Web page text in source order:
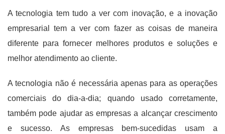
A tecnologia tem tudo a ver com inovação, e a inovação
empresarial tem a ver com fazer as coisas de maneira
diferente para fornecer melhores produtos e soluções e
melhor atendimento ao cliente.
A tecnologia não é necessária apenas para as operações
comerciais do dia-a-dia; quando usado corretamente,
também pode ajudar as empresas a alcançar crescimento
e sucesso. As empresas bem-sucedidas usam a